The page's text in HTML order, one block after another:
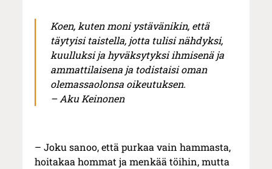
Koen, kuten moni ystävänikin, että
täytyisi taistella, jotta tulisi nähdyksi,
kuulluksi ja hyväksytyksi ihmisenä ja
ammattilaisena ja todistaisi oman
olemassaolonsa oikeutuksen.
– Aku Keinonen
– Joku sanoo, että purkaa vain hammasta,
hoitakaa hommat ja menkää töihin, mutta